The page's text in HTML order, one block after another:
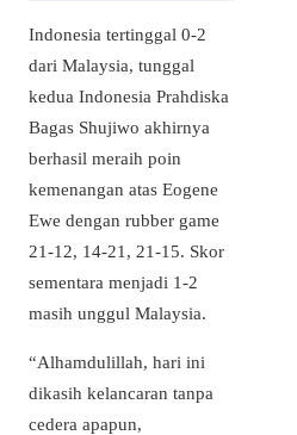
Indonesia tertinggal 0-2
dari Malaysia, tunggal
kedua Indonesia Prahdiska
Bagas Shujiwo akhirnya
berhasil meraih poin
kemenangan atas Eogene
Ewe dengan rubber game
21-12, 14-21, 21-15. Skor
sementara menjadi 1-2
masih unggul Malaysia.
“Alhamdulillah, hari ini
dikasih kelancaran tanpa
cedera apapun,